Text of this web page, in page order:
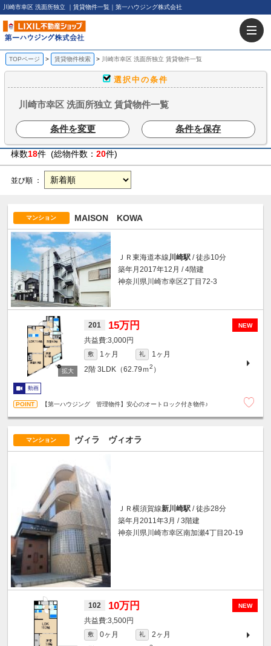
川崎市幸区 洗面所独立 ｜賃貸物件一覧｜第一ハウジング株式会社
TOPページ 賃貸物件検索 川崎市幸区 洗面所独立 賃貸物件一覧
選択中の条件
川崎市幸区 洗面所独立 賃貸物件一覧
条件を変更 条件を保存
棟数18件 (総物件数： 20件)
並び順 ：
マンション MAISON KOWA
ＪＲ東海道本線川崎駅 / 徒歩10分
築年月2017年12月 / 4階建
神奈川県川崎市幸区2丁目72-3
NEW
201 15万円
3,000円
敷 1ヶ月 礼
1ヶ月
2階 3LDK（62.79ｍ2 ）
動画
【第一ハウジング 管理物件】安心のオートロック付き物件♪
マンション ヴィラ ヴィオラ
ＪＲ横須賀線新川崎駅 / 徒歩28分
築年月2011年3月 / 3階建
神奈川県川崎市幸区南加瀬4丁目20-19
NEW
102 10万円
3,500円
敷 0ヶ月 礼
2ヶ月